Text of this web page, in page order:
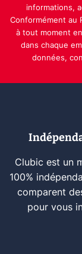
informations,
Conformément au
à tout moment
dans chaque
données,
Clubic est un
100%
comparent
pour vous